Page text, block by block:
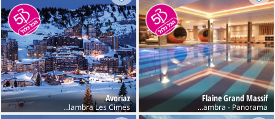
Flaine Grand Massif
Club Belambra - Panorama
Avoriaz
Club Belambra Les Cimes